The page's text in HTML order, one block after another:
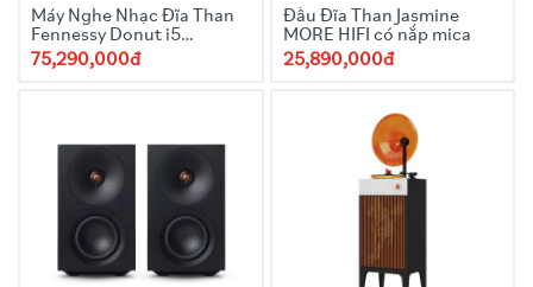
Máy Nghe Nhạc Đĩa Than
Fennessy Donut i5
Quicksand 2025 kèn
Snake
75,290,000đ
Đầu Đĩa Than Jasmine
MORE HIFI có nắp mica
25,890,000đ